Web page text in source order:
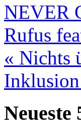
NEVER
Rufus
« Nichts
Inklusion
Neueste